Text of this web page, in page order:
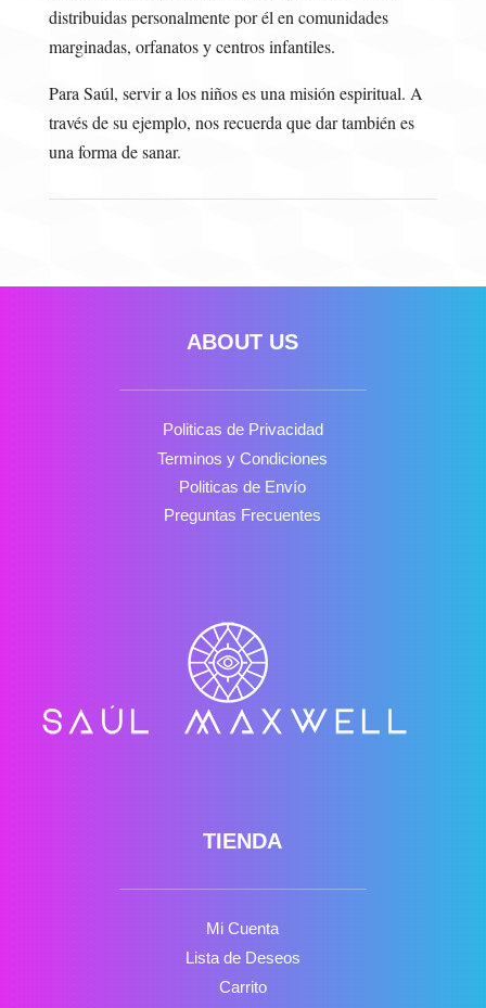
distribuidas personalmente por él en comunidades
marginadas, orfanatos y centros infantiles.
Para Saúl, servir a los niños es una misión espiritual. A
través de su ejemplo, nos recuerda que dar también es
una forma de sanar.
ABOUT US
Politicas de Privacidad
Terminos y Condiciones
Politicas de Envío
Preguntas Frecuentes
TIENDA
Mi Cuenta
Lista de Deseos
Carrito